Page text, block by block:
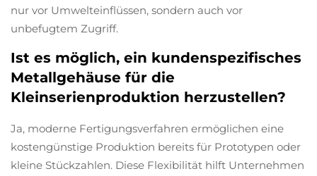
nur vor Umwelteinflüssen, sondern auch vor
unbefugtem Zugriff.
Ist es möglich, ein kundenspezifisches
Metallgehäuse für die
Kleinserienproduktion herzustellen?
Ja, moderne Fertigungsverfahren ermöglichen eine
kostengünstige Produktion bereits für Prototypen oder
kleine Stückzahlen. Diese Flexibilität hilft Unternehmen